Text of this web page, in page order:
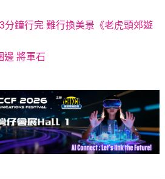
分鐘行完 難行換美景《老虎頭郊遊
邊 將軍石